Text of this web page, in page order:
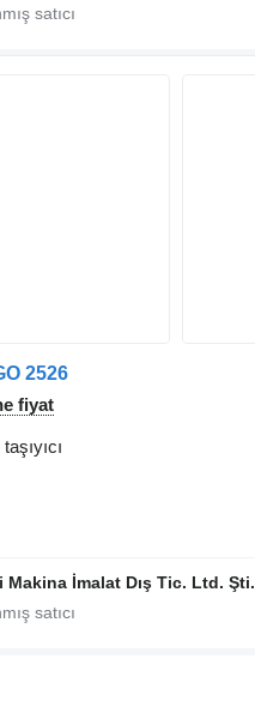
2526
fiyat
Makina İmalat Dış Tic. Ltd. Şti.